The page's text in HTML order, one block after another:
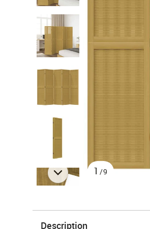
1 /9
Description